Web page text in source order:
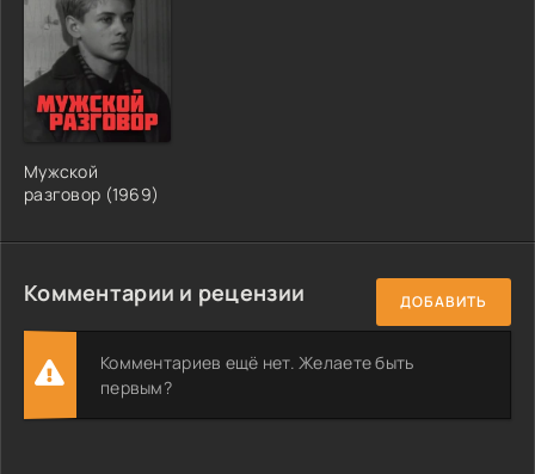
Мужской
разговор (1969)
Комментарии и рецензии ДОБАВИТЬ
Комментариев ещё нет. Желаете быть
первым?